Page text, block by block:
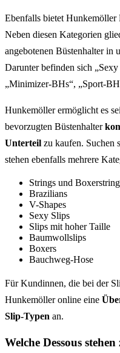
Ebenfalls bietet
Neben diesen Kategorien
angebotenen Büstenhalter in
Darunter befinden sich
„Minimizer-BHs“, „Sport-
Hunkemöller ermöglicht es
bevorzugten Büstenhalter
Unterteil zu kaufen. Suchen
stehen ebenfalls mehrere
Strings und
Brazilians
V-Shapes
Sexy Slips
Slips mit hoher Taille
Baumwollslips
Boxers
Bauchweg-Hose
Für Kundinnen, die bei der
Hunkemöller online eine
Slip-Typen an.
Welche Dessous